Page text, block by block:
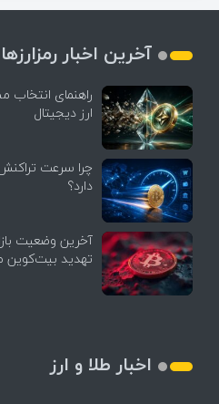
آخرین اخبار رمزارزها
راهنمای انتخاب
ارز دیجیتال
چرا سرعت
دارد؟
آخرین وضعیت
تهدید
اخبار طلا و ارز